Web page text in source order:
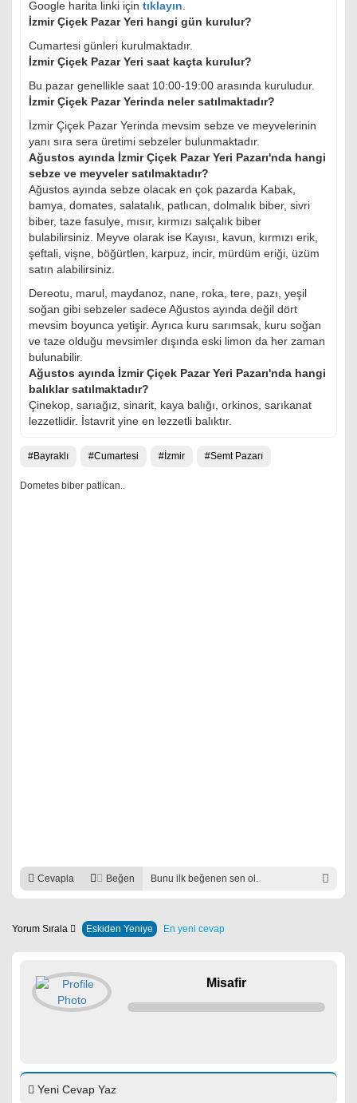
Google harita linki için tıklayın
İzmir Çiçek Pazar Yeri hangi gün kurulur?
Cumartesi günleri kurulmaktadır.
İzmir Çiçek Pazar Yeri saat kaçta kurulur?
Bu pazar genellikle saat 10:00-19:00 arasında kuruludur.
İzmir Çiçek Pazar Yerinda neler satılmaktadır?
İzmir Çiçek Pazar Yerinda mevsim sebze ve meyvelerinin
yanı sıra sera üretimi sebzeler bulunmaktadır.
Ağustos ayında İzmir Çiçek Pazar Yeri Pazarı'nda hangi
sebze ve meyveler satılmaktadır?
Ağustos ayında sebze olacak en çok pazarda Kabak,
bamya, domates, salatalık, patlıcan, dolmalık biber, sivri
biber, taze fasulye, mısır, kırmızı salçalık biber
bulabilirsiniz. Meyve olarak ise Kayısı, kavun, kırmızı erik,
şeftali, vişne, böğürtlen, karpuz, incir, mürdüm eriği, üzüm
satın alabilirsiniz.
Dereotu, marul, maydanoz, nane, roka, tere, pazı, yeşil
soğan gibi sebzeler sadece Ağustos ayında değil dört
mevsim boyunca yetişir. Ayrıca kuru sarımsak, kuru soğan
ve taze olduğu mevsimler dışında eski limon da her zaman
bulunabilir.
Ağustos ayında İzmir Çiçek Pazar Yeri Pazarı'nda hangi
balıklar satılmaktadır?
Çinekop, sarıağız, sinarit, kaya balığı, orkinos, sarıkanat
lezzetlidir. İstavrit yine en lezzetli balıktır.
Bayraklı Cumartesi İzmir Semt Pazarı
Dometes biber patlican..
Cevapla Beğen Bunu ilk beğenen sen ol.
Yorum Sırala Eskiden Yeniye En yeni cevap
Misafir
Yeni Cevap Yaz